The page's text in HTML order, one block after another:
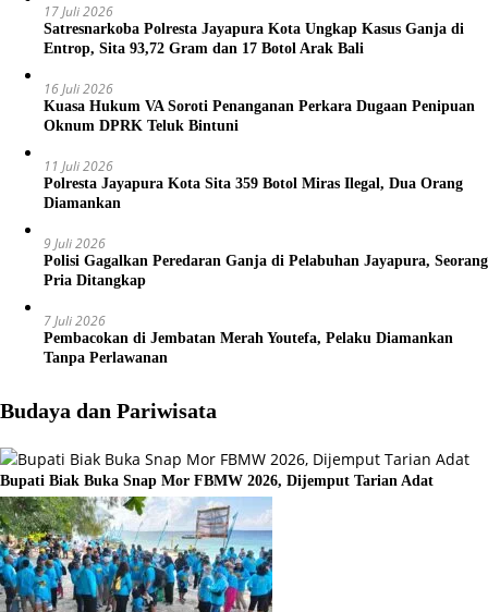
17 Juli 2026
Satresnarkoba Polresta Jayapura Kota Ungkap Kasus Ganja di
Entrop, Sita 93,72 Gram dan 17 Botol Arak Bali
16 Juli 2026
Kuasa Hukum VA Soroti Penanganan Perkara Dugaan Penipuan
Oknum DPRK Teluk Bintuni
11 Juli 2026
Polresta Jayapura Kota Sita 359 Botol Miras Ilegal, Dua Orang
Diamankan
9 Juli 2026
Polisi Gagalkan Peredaran Ganja di Pelabuhan Jayapura, Seorang
Pria Ditangkap
7 Juli 2026
Pembacokan di Jembatan Merah Youtefa, Pelaku Diamankan
Tanpa Perlawanan
Budaya dan Pariwisata
Bupati Biak Buka Snap Mor FBMW 2026, Dijemput Tarian Adat